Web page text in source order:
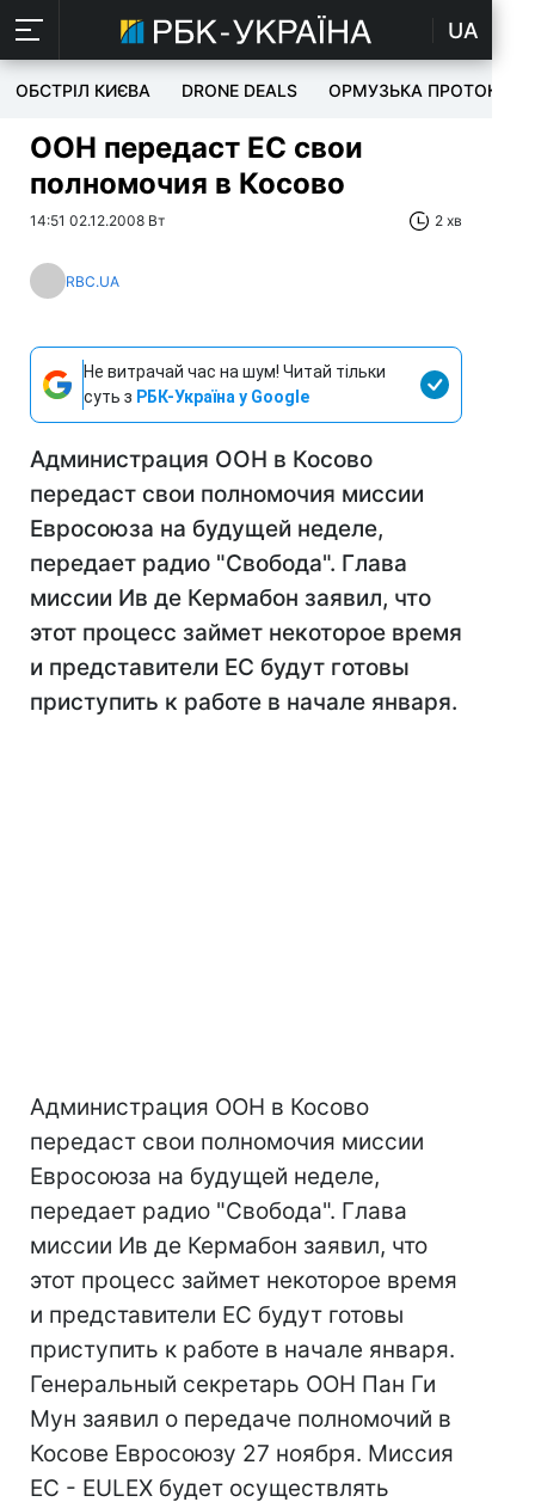
UA
ОБСТРІЛ КИЄВА DRONE DEALS ОРМУЗЬКА ПРОТОКА
ООН передаст ЕС свои
полномочия в Косово
14:51 02.12.2008 Вт 2 хв
RBC.UA
Не витрачай час на шум! Читай тільки
суть з РБК-Україна у Google
Администрация ООН в Косово
передаст свои полномочия миссии
Евросоюза на будущей неделе,
передает радио "Свобода". Глава
миссии Ив де Кермабон заявил, что
этот процесс займет некоторое время
и представители ЕС будут готовы
приступить к работе в начале января.
Администрация ООН в Косово
передаст свои полномочия миссии
Евросоюза на будущей неделе,
передает радио "Свобода". Глава
миссии Ив де Кермабон заявил, что
этот процесс займет некоторое время
и представители ЕС будут готовы
приступить к работе в начале января.
Генеральный секретарь ООН Пан Ги
Мун заявил о передаче полномочий в
Косове Евросоюзу 27 ноября. Миссия
ЕС - EULEX будет осуществлять